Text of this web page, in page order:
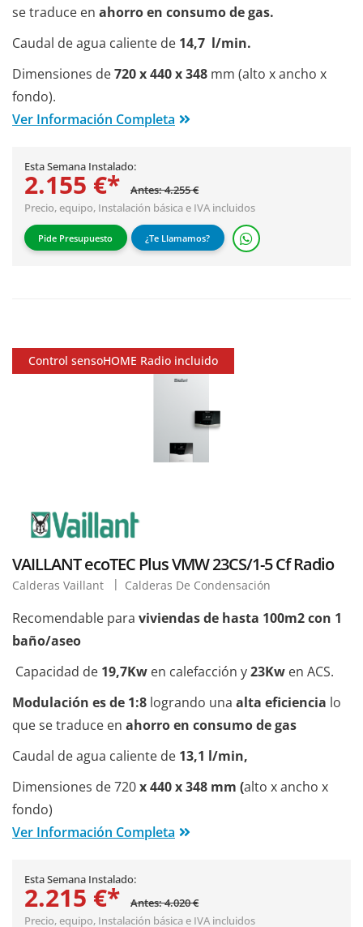
se traduce en ahorro en consumo de gas.
Caudal de agua caliente de 14,7 l/min.
Dimensiones de720 x 440 x 348 mm (alto x ancho x
fondo).
Ver Información Completa
Esta Semana Instalado:
2.155 €*
Antes: 4.255 €
Precio, equipo, Instalación básicae IVA incluidos
Pide Presupuesto ¿Te Llamamos?
Control sensoHOME Radio incluido
VAILLANT ecoTEC Plus VMW 23CS/1-5 Cf Radio
Calderas Vaillant Calderas De Condensación
Recomendable para viviendas de hasta 100m2 con 1
baño/aseo
Capacidad de 19,7Kw en calefacción y23Kw en ACS.
Modulación es de 1:8 logrando una alta eficiencia lo
que se traduce en ahorro en consumo de gas
Caudal de agua caliente de 13,1 l/min,
Dimensiones de 720x 440 x 348 mm (alto x ancho x
fondo)
Ver Información Completa
Esta Semana Instalado:
2.215 €*
Antes: 4.020 €
Precio, equipo, Instalación básicae IVA incluidos